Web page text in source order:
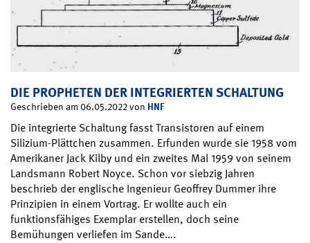
DIE PROPHETEN DER INTEGRIERTEN SCHALTUNG
Geschrieben am 06.05.2022 von HNF
Die integrierte Schaltung fasst Transistoren auf einem
Silizium-Plättchen zusammen. Erfunden wurde sie 1958 vom
Amerikaner Jack Kilby und ein zweites Mal 1959 von seinem
Landsmann Robert Noyce. Schon vor siebzig Jahren
beschrieb der englische Ingenieur Geoffrey Dummer ihre
Prinzipien in einem Vortrag. Er wollte auch ein
funktionsfähiges Exemplar erstellen, doch seine
Bemühungen verliefen im Sande….